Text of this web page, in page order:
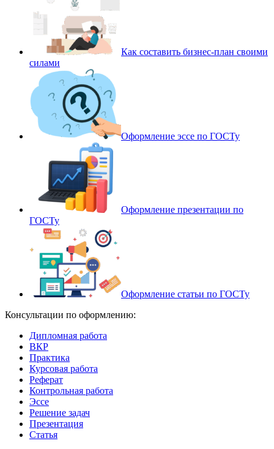
Как составить бизнес-план своими
силами
Оформление эссе по ГОСТу
Оформление презентации по
ГОСТу
Оформление статьи по ГОСТу
Консультации по оформлению:
Дипломная работа
ВКР
Практика
Курсовая работа
Реферат
Контрольная работа
Эссе
Решение задач
Презентация
Статья